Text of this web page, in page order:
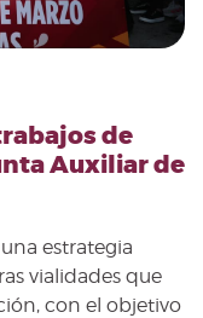
de
Auxiliar de
estrategia
vialidades que
con el objetivo